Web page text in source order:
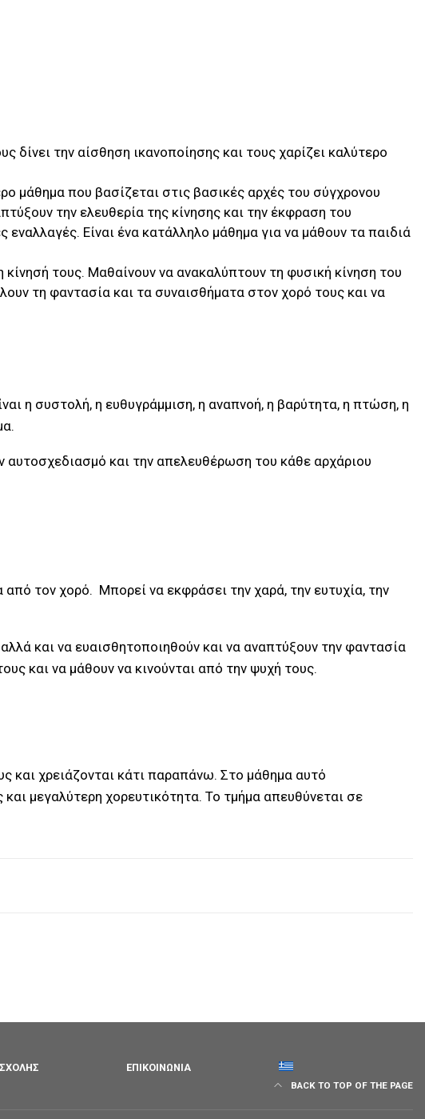
την αίσθηση ικανοποίησης και τους χαρίζει καλύτερο
μάθημα που βασίζεται στις βασικές αρχές του σύγχρονου
την ελευθερία της κίνησης και την έκφραση του
Είναι ένα κατάλληλο μάθημα για να μάθουν τα παιδιά
τους. Μαθαίνουν να ανακαλύπτουν τη φυσική κίνηση του
τη φαντασία και τα συναισθήματα στον χορό τους και να
η συστολή, η ευθυγράμμιση, η αναπνοή, η βαρύτητα, η πτώση, η
αυτοσχεδιασμό και την απελευθέρωση του κάθε αρχάριου
τον χορό. Μπορεί να εκφράσει την χαρά, την ευτυχία, την
και να ευαισθητοποιηθούν και να αναπτύξουν την φαντασία
και να μάθουν να κινούνται από την ψυχή τους.
και χρειάζονται κάτι παραπάνω. Στο μάθημα αυτό
μεγαλύτερη χορευτικότητα. Το τμήμα απευθύνεται σε
ΕΠΙΚΟΙΝΩΝΊΑ
BACK TO TOP OF THE PAGE